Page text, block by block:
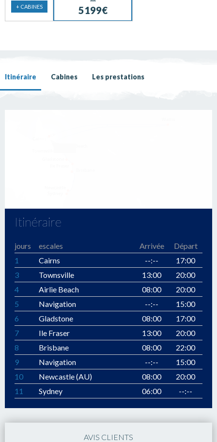
+ CABINES 5199€
Itinéraire Cabines Les prestations
Itinéraire
jours escales Arrivée
Départ
1
Cairns --:--
17:00
3
Townsville 13:00
20:00
4
Airlie Beach 08:00
20:00
5
Navigation --:--
15:00
6
Gladstone 08:00
17:00
7
Ile Fraser 13:00
20:00
8
Brisbane 08:00
22:00
9
Navigation --:--
15:00
10
Newcastle (AU) 08:00
20:00
11
Sydney 06:00 --:--
AVIS CLIENTS